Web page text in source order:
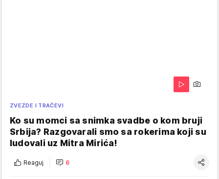
ZVEZDE I TRAČEVI
Ko su momci sa snimka svadbe o kom bruji
Srbija? Razgovarali smo sa rokerima koji su
ludovali uz Mitra Mirića!
Reaguj 6